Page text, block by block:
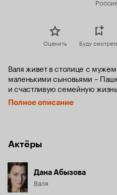
Оценить Буду
Валя живет в столице с
маленькими сыновьями –
и счастливую семейную
с матерью Михаила - Ларисой
отношения со свекровью
Вскоре у Ларисы Васильевны
художник-авангардист,
искусства. И в такой
финансовой поддержка сына.
развести Михаила с Валей.
Полное описание
Актёры
Дана Абызова
Валя